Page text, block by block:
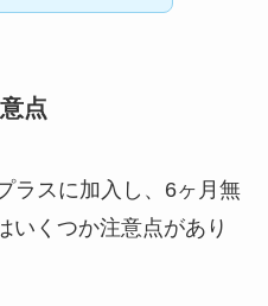
点
ラスに加入し、6ヶ月無
いくつか注意点があり